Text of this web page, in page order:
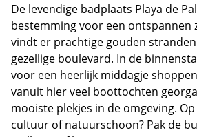
De levendige badplaats Playa de
bestemming voor een ontspannen
vindt er prachtige gouden
gezellige boulevard. In de
voor een heerlijk middagje
vanuit hier veel boottochten
mooiste plekjes in de omgeving.
cultuur of natuurschoon? Pak de